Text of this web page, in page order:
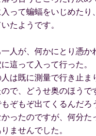
って蝙蝠をいじめたり
たようです。
人が、何かにとり憑か
這って入って行った。
人は既に測量で行き止ま
で、どうせ奥のほうで
ぞもぞ出てくるんだろ
ったのですが、何分た
ませんでした。